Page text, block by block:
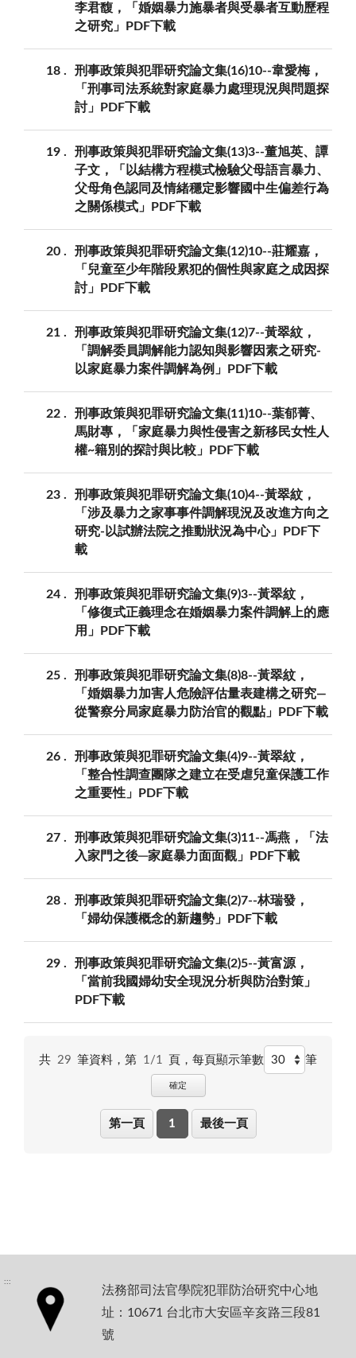
李君馥，「婚姻暴力施暴者與受暴者互動歷程
之研究」PDF下載
18
刑事政策與犯罪研究論文集(16)10--韋愛梅，
「刑事司法系統對家庭暴力處理現況與問題探
討」PDF下載
19
刑事政策與犯罪研究論文集(13)3--董旭英、譚
子文，「以結構方程模式檢驗父母語言暴力、
父母角色認同及情緒穩定影響國中生偏差行為
之關係模式」PDF下載
20
刑事政策與犯罪研究論文集(12)10--莊耀嘉，
「兒童至少年階段累犯的個性與家庭之成因探
討」PDF下載
21
刑事政策與犯罪研究論文集(12)7--黃翠紋，
「調解委員調解能力認知與影響因素之研究-
以家庭暴力案件調解為例」PDF下載
22
刑事政策與犯罪研究論文集(11)10--葉郁菁、
馬財專，「家庭暴力與性侵害之新移民女性人
權~籍別的探討與比較」PDF下載
23
刑事政策與犯罪研究論文集(10)4--黃翠紋，
「涉及暴力之家事事件調解現況及改進方向之
研究-以試辦法院之推動狀況為中心」PDF下
載
24
刑事政策與犯罪研究論文集(9)3--黃翠紋，
「修復式正義理念在婚姻暴力案件調解上的應
用」PDF下載
25
刑事政策與犯罪研究論文集(8)8--黃翠紋，
「婚姻暴力加害人危險評估量表建構之研究—
從警察分局家庭暴力防治官的觀點」PDF下載
26
刑事政策與犯罪研究論文集(4)9--黃翠紋，
「整合性調查團隊之建立在受虐兒童保護工作
之重要性」PDF下載
27
刑事政策與犯罪研究論文集(3)11--馮燕，「法
入家門之後─家庭暴力面面觀」PDF下載
28
刑事政策與犯罪研究論文集(2)7--林瑞發，
「婦幼保護概念的新趨勢」PDF下載
29
刑事政策與犯罪研究論文集(2)5--黃富源，
「當前我國婦幼安全現況分析與防治對策」
PDF下載
共 29 筆資料，第 1/1 頁，每頁顯示筆數 筆
確定
第一頁 1 最後一頁
:::
法務部司法官學院犯罪防治研究中心地
址：10671 台北市大安區辛亥路三段81
號